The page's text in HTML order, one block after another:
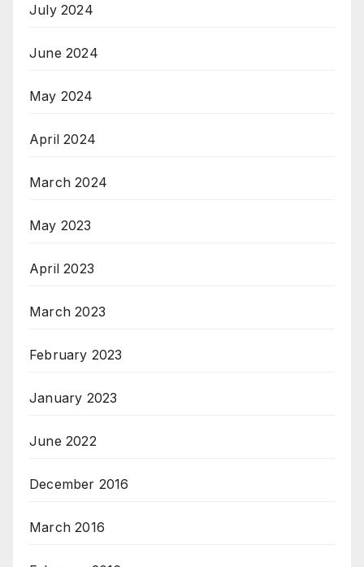
July 2024
June 2024
May 2024
April 2024
March 2024
May 2023
April 2023
March 2023
February 2023
January 2023
June 2022
December 2016
March 2016